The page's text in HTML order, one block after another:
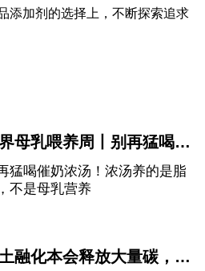
添加剂的选择上，不断探索追求
世界母乳喂养周丨别再猛喝催奶浓汤！浓汤养的是脂肪，不是母乳营养
猛喝催奶浓汤！浓汤养的是脂
不是母乳营养
冻土融化本会释放大量碳，中国科学家却发现：有一部分被石头“吃掉”了